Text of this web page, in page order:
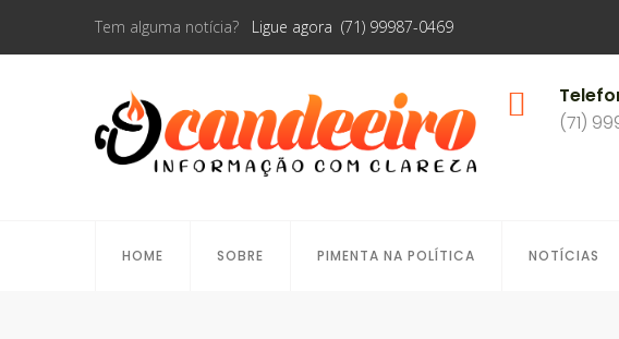
Tem alguma notícia? Ligue agora (71) 99987-0469
(71)
HOME SOBRE PIMENTA NA POLÍTICA NOTÍCIAS